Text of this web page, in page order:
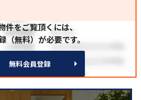
件をご覧頂くには、
（無料）が必要です。
無料会員登録